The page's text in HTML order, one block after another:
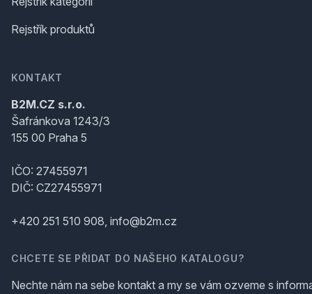
Rejstřík produktů
KONTAKT
B2M.CZ s.r.o.
Šafránkova 1243/3
155 00 Praha 5
IČO: 27455971
DIČ: CZ27455971
+420 251 510 908, info@b2m.cz
CHCETE SE PŘIDAT DO NAŠEHO KATALOGU?
Nechte nám na sebe kontakt a my se vám ozveme s